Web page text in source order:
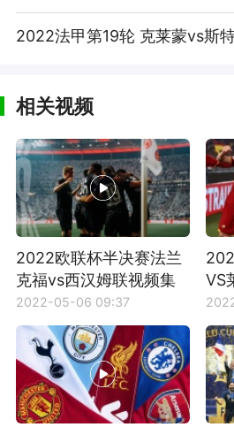
相关视频
2022欧联杯半决赛法兰
克福vs西汉姆联视频集
锦
2022-05-06 09:37
VS